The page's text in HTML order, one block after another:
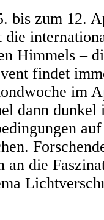
bis zum 12.
die
Himmels –
findet
im
dann dunkel
an die